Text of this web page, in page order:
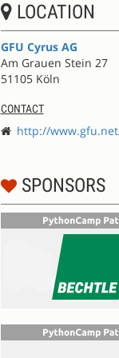
LOCATION
GFU Cyrus AG
Am Grauen Stein 27
51105 Köln
CONTACT
http://
SPONSORS